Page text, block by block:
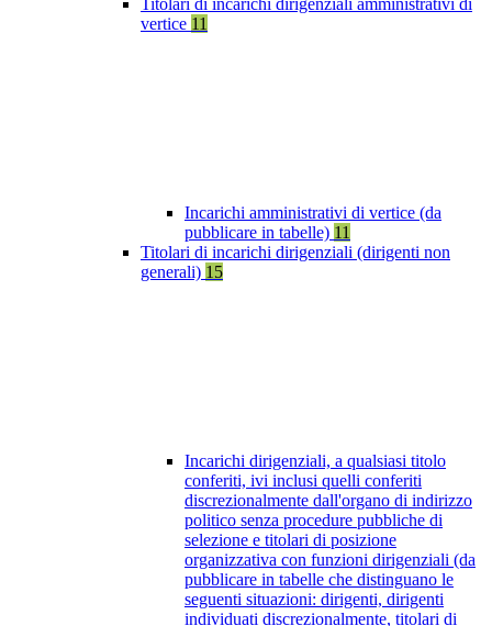
Titolari di incarichi dirigenziali amministrativi di
vertice 11
Incarichi amministrativi di vertice (da
pubblicare in tabelle) 11
Titolari di incarichi dirigenziali (dirigenti non
generali) 15
Incarichi dirigenziali, a qualsiasi titolo
conferiti, ivi inclusi quelli conferiti
discrezionalmente dall'organo di indirizzo
politico senza procedure pubbliche di
selezione e titolari di posizione
organizzativa con funzioni dirigenziali (da
pubblicare in tabelle che distinguano le
seguenti situazioni: dirigenti, dirigenti
individuati discrezionalmente, titolari di